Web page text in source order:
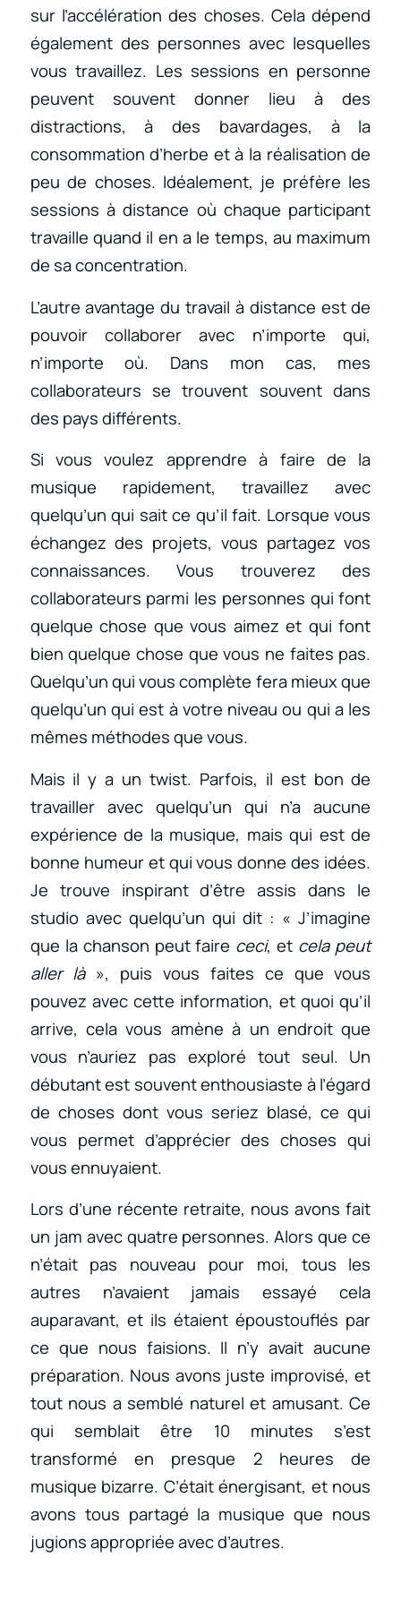
sur l’accélération des choses. Cela dépend
également des personnes avec lesquelles
vous travaillez. Les sessions en personne
peuvent souvent donner lieu à des
distractions, à des bavardages, à la
consommation d’herbe et à la réalisation de
peu de choses. Idéalement, je préfère les
sessions à distance où chaque participant
travaille quand il en a le temps, au maximum
de sa concentration.
L’autre avantage du travail à distance est de
pouvoir collaborer avec n’importe qui,
n’importe où. Dans mon cas, mes
collaborateurs se trouvent souvent dans
des pays différents.
Si vous voulez apprendre à faire de la
musique rapidement, travaillez avec
quelqu’un qui sait ce qu’il fait. Lorsque vous
échangez des projets, vous partagez vos
connaissances. Vous trouverez des
collaborateurs parmi les personnes qui font
quelque chose que vous aimez et qui font
bien quelque chose que vous ne faites pas.
Quelqu’un qui vous complète fera mieux que
quelqu’un qui est à votre niveau ou qui a les
mêmes méthodes que vous.
Mais il y a un twist. Parfois, il est bon de
travailler avec quelqu’un qui n’a aucune
expérience de la musique, mais qui est de
bonne humeur et qui vous donne des idées.
Je trouve inspirant d’être assis dans le
studio avec quelqu’un qui dit : « J’imagine
que la chanson peut faire ceci, et cela peut
aller là», puis vous faites ce que vous
pouvez avec cette information, et quoi qu’il
arrive, cela vous amène à un endroit que
vous n’auriez pas exploré tout seul. Un
débutant est souvent enthousiaste à l’égard
de choses dont vous seriez blasé, ce qui
vous permet d’apprécier des choses qui
vous ennuyaient.
Lors d’une récente retraite, nous avons fait
un jam avec quatre personnes. Alors que ce
n’était pas nouveau pour moi, tous les
autres n’avaient jamais essayé cela
auparavant, et ils étaient époustouflés par
ce que nous faisions. Il n’y avait aucune
préparation. Nous avons juste improvisé, et
tout nous a semblé naturel et amusant. Ce
qui semblait être 10 minutes s’est
transformé en presque 2 heures de
musique bizarre. C’était énergisant, et nous
avons tous partagé la musique que nous
jugions appropriée avec d’autres.